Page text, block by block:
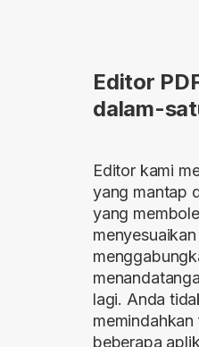
Editor
dalam-
Editor kami
yang mantap
yang
lagi. Anda
beberapa